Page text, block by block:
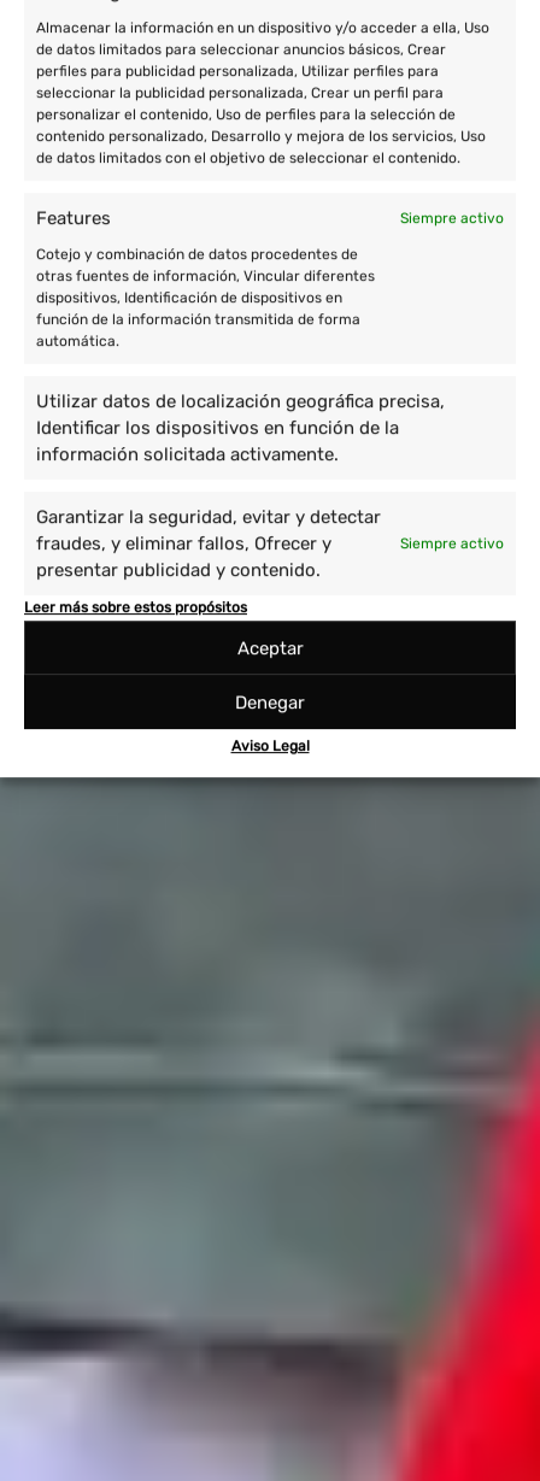
Almacenar la información en un dispositivo y/o acceder a ella, Uso
de datos limitados para seleccionar anuncios básicos, Crear
perfiles para publicidad personalizada, Utilizar perfiles para
seleccionar la publicidad personalizada, Crear un perfil para
personalizar el contenido, Uso de perfiles para la selección de
contenido personalizado, Desarrollo y mejora de los servicios, Uso
de datos limitados con el objetivo de seleccionar el contenido.
Features Siempre activo
Cotejo y combinación de datos procedentes de
otras fuentes de información, Vincular diferentes
dispositivos, Identificación de dispositivos en
función de la información transmitida de forma
automática.
Utilizar datos de localización geográfica precisa,
Identificar los dispositivos en función de la
información solicitada activamente.
Garantizar la seguridad, evitar y detectar
fraudes, y eliminar fallos, Ofrecer y
presentar publicidad y contenido.
Siempre activo
Leer más sobre estos propósitos
Aceptar
Denegar
Aviso Legal